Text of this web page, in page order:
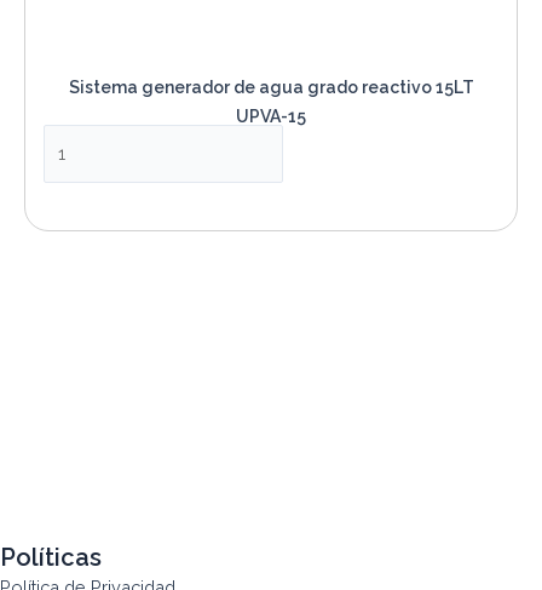
Sistema generador de agua grado reactivo 15LT
UPVA-15
Políticas